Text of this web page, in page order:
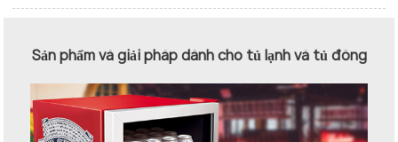
Sản phẩm và giải pháp dành cho tủ lạnh và tủ đông